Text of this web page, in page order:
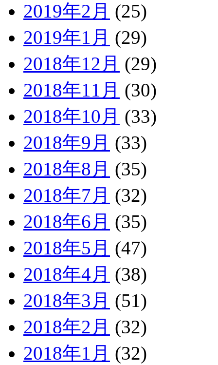
2019年2月 (25)
2019年1月 (29)
2018年12月 (29)
2018年11月 (30)
2018年10月 (33)
2018年9月 (33)
2018年8月 (35)
2018年7月 (32)
2018年6月 (35)
2018年5月 (47)
2018年4月 (38)
2018年3月 (51)
2018年2月 (32)
2018年1月 (32)